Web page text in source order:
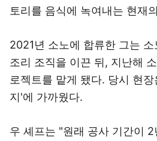
토리를 음식에 녹여내는 현재
2021년 소노에 합류한 그는
조리 조직을 이끈 뒤, 지난해
로젝트를 맡게 됐다. 당시 현
지'에 가까웠다.
우 셰프는 "원래 공사 기간이